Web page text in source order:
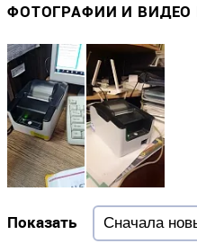
ФОТОГРАФИИ И ВИДЕО
Показать